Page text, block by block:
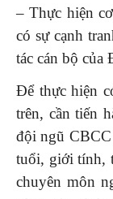
– Thực hiện
có sự cạnh
tác cán bộ của
Để thực hiện
trên, cần tiến
đội ngũ CBCC
tuổi, giới tính,
chuyên môn